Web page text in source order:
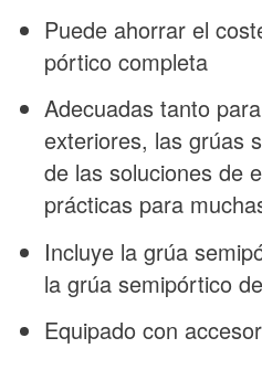
Puede ahorrar el
pórtico completa
Adecuadas tanto
exteriores, las grúas
de las soluciones de
prácticas para
Incluye la grúa
la grúa semipórtico
Equipado con